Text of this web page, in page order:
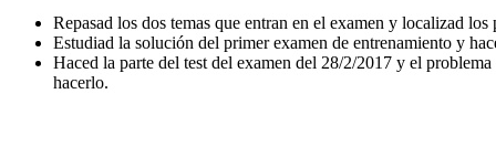
Repasad los dos temas que entran en el examen y localizad
Estudiad la solución del primer examen de entrenamiento y
Haced la parte del test del examen del 28/2/2017 y el
hacerlo.